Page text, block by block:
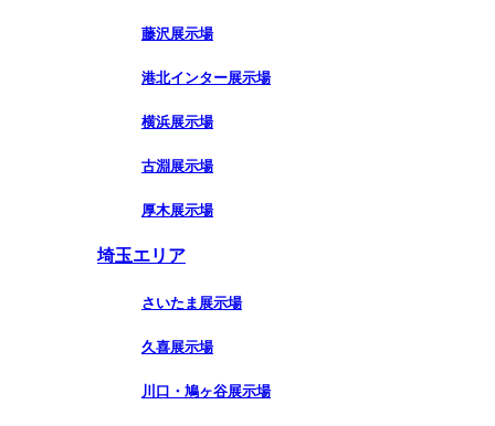
藤沢展示場
港北インター展示場
横浜展示場
古淵展示場
厚木展示場
埼玉エリア
さいたま展示場
久喜展示場
川口・鳩ヶ谷展示場